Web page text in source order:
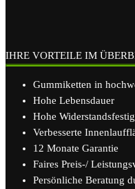
IHRE VORTEILE IM
Gummiketten in
Hohe Lebensdauer
Hohe
Verbesserte
12 Monate Garantie
Faires Preis-/
Persönliche Beratung